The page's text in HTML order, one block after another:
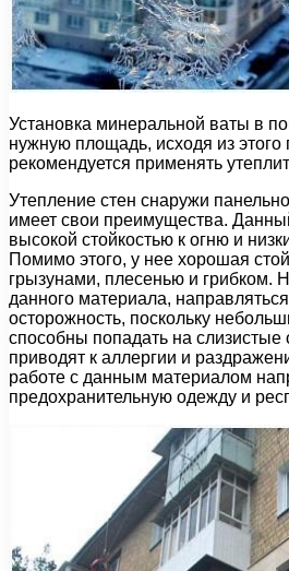
Установка минеральной ваты в
нужную площадь, исходя из этого
рекомендуется применять
Утепление стен снаружи
имеет свои преимущества.
высокой стойкостью к огню и
Помимо этого, у нее хорошая
грызунами, плесенью и грибком.
данного материала,
осторожность, поскольку
способны попадать на слизистые
приводят к аллергии и
работе с данным материалом
предохранительную одежду и